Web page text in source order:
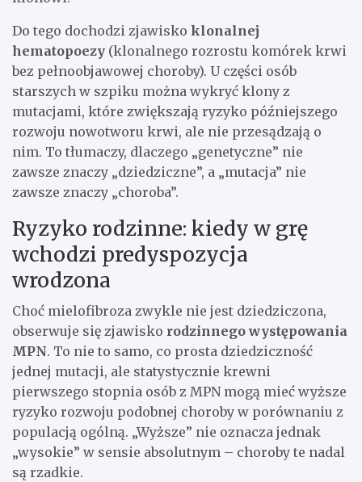
Do tego dochodzi zjawisko klonalnej
hematopoezy (klonalnego rozrostu komórek krwi
bez pełnoobjawowej choroby). U części osób
starszych w szpiku można wykryć klony z
mutacjami, które zwiększają ryzyko późniejszego
rozwoju nowotworu krwi, ale nie przesądzają o
nim. To tłumaczy, dlaczego „genetyczne” nie
zawsze znaczy „dziedziczne”, a „mutacja” nie
zawsze znaczy „choroba”.
Ryzyko rodzinne: kiedy w grę
wchodzi predyspozycja
wrodzona
Choć mielofibroza zwykle nie jest dziedziczona,
obserwuje się zjawisko rodzinnego występowania
MPN. To nie to samo, co prosta dziedziczność
jednej mutacji, ale statystycznie krewni
pierwszego stopnia osób z MPN mogą mieć wyższe
ryzyko rozwoju podobnej choroby w porównaniu z
populacją ogólną. „Wyższe” nie oznacza jednak
„wysokie” w sensie absolutnym – choroby te nadal
są rzadkie.